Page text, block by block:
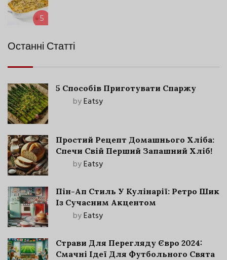
5
Останні Статті
5 Способів Приготувати Спаржу
byEatsy
Простий Рецепт Домашнього Хліба:
Спечи Свій Перший Запашний Хліб!
byEatsy
Пін-Ап Стиль У Кулінарії: Ретро Шик
Із Сучасним Акцентом
byEatsy
Страви Для Перегляду Євро 2024:
Смачні Ідеї Для Футбольного Свята